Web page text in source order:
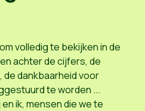
volledig te bekijken in de
achter de cijfers, de
dankbaarheid voor
te worden ...
ik, mensen die we te